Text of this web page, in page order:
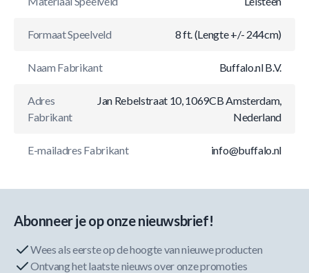
Formaat Speelveld 8 ft. (Lengte +/- 244cm)
Naam Fabrikant Buffalo.nl B.V.
Adres
Fabrikant
Jan Rebelstraat 10, 1069CB Amsterdam,
Nederland
E-mailadres Fabrikant info@buffalo.nl
Abonneer je op onze nieuwsbrief!
Wees als eerste op de hoogte van nieuwe producten
Ontvang het laatste nieuws over onze promoties